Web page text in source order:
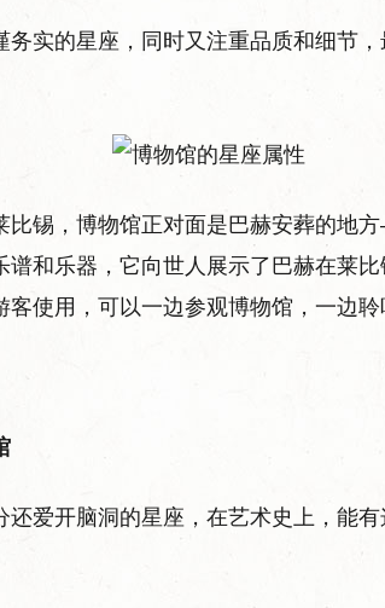
务实的星座，同时又注重品质和细节
比锡，博物馆正对面是巴赫安葬的地
谱和乐器，它向世人展示了巴赫在莱
使用，可以一边参观博物馆，一边聆
还爱开脑洞的星座，在艺术史上，能